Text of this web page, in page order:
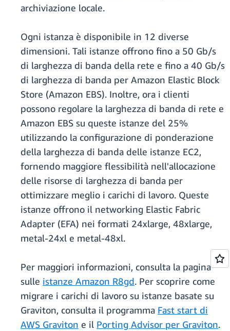
archiviazione locale.
Ogni istanza è disponibile in 12 diverse
dimensioni. Tali istanze offrono fino a 50 Gb/s
di larghezza di banda della rete e fino a 40 Gb/s
di larghezza di banda per Amazon Elastic Block
Store (Amazon EBS). Inoltre, ora i clienti
possono regolare la larghezza di banda di rete e
Amazon EBS su queste istanze del 25%
utilizzando la configurazione di ponderazione
della larghezza di banda delle istanze EC2,
fornendo maggiore flessibilità nell'allocazione
delle risorse di larghezza di banda per
ottimizzare meglio i carichi di lavoro. Queste
istanze offrono il networking Elastic Fabric
Adapter (EFA) nei formati 24xlarge, 48xlarge,
metal-24xl e metal-48xl.
Per maggiori informazioni, consulta la pagina
sulle istanze Amazon R8gd. Per scoprire come
migrare i carichi di lavoro su istanze basate su
Graviton, consulta il programma Fast start di
AWS Graviton e il Porting Advisor per Graviton.